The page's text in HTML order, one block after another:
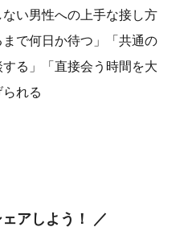
い男性への上手な接し方
で何日か待つ」「共通の
る」「直接会う時間を大
れる
アしよう！ ／